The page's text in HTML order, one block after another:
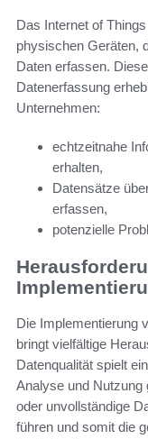
Das Internet of
physischen Geräten,
Daten erfassen.
Datenerfassung
Unternehmen:
echtzeitnahe
erhalten,
Datensätze
erfassen,
potenzielle
Die Implementierung
bringt vielfältige
Datenqualität spielt
Analyse und Nutzung
oder unvollständige
führen und somit die